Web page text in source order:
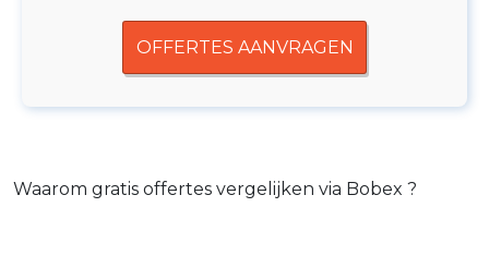
OFFERTES AANVRAGEN
Waarom gratis offertes vergelijken via Bobex ?